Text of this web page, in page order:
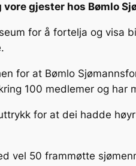
gjester hos Bømlo
for å fortelja og visa
for at Bømlo
100 medlemer og har
for at dei hadde
vel 50 frammøtte